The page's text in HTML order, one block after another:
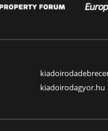
kiadoirodagyor.hu